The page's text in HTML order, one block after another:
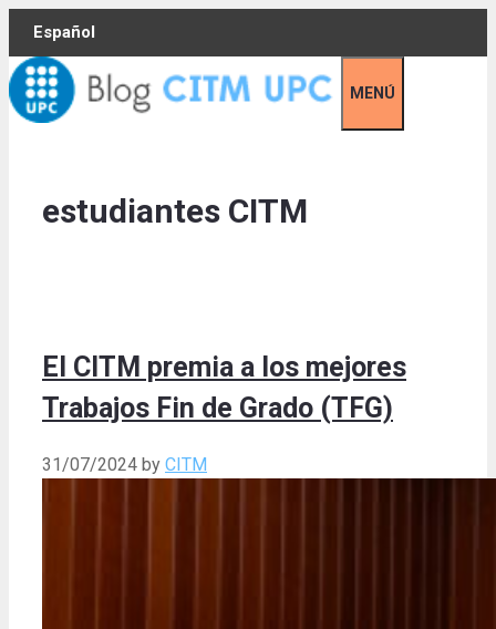
Skip
content
Español
MENÚ
estudiantes CITM
El CITM premia a los mejores
Trabajos Fin de Grado (TFG)
31/07/2024 by CITM